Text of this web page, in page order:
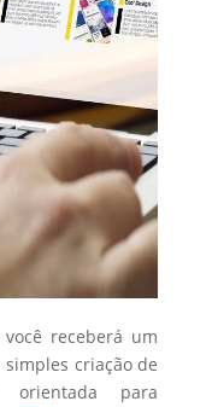
receberá um
criação de
orientada para